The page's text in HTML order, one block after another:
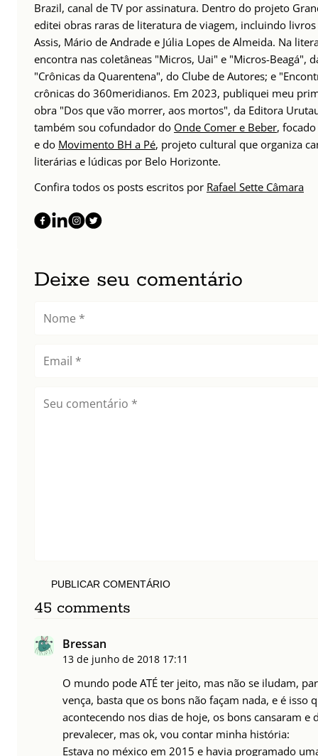
Brazil, canal de TV por assinatura. Dentro do projeto
editei obras raras de literatura de viagem, incluindo
Assis, Mário de Andrade e Júlia Lopes de Almeida. Na
encontra nas coletâneas "Micros, Uai" e "Micros-Beagá",
"Crônicas da Quarentena", do Clube de Autores; e
crônicas do 360meridianos. Em 2023, publiquei meu
obra "Dos que vão morrer, aos mortos", da Editora
também sou cofundador do Onde Comer e Beber,
e do Movimento BH a Pé, projeto cultural que organiza
literárias e lúdicas por Belo Horizonte.
Confira todos os posts escritos por Rafael Sette Câmara
Deixe seu comentário
PUBLICAR COMENTÁRIO
45 comments
Bressan
13 de junho de 2018 17:11
O mundo pode ATÉ ter jeito, mas não se iludam,
vença, basta que os bons não façam nada, e é isso
acontecendo nos dias de hoje, os bons cansaram e
prevalecer, mas ok, vou contar minha história:
Estava no méxico em 2015 e havia programado